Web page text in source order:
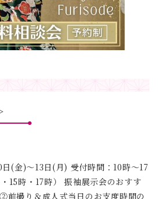
日(金)～13日(月) 受付時間：10時～17
15時・17時） 振袖展示会のおすす
撮り＆成人式当日のお支度時間の